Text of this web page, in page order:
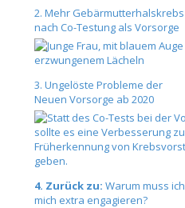
2. Mehr Gebärmutterhalskrebs
nach Co-Testung als Vorsorge
3. Ungelöste Probleme der
Neuen Vorsorge ab 2020
4. Zurück zu: Warum muss ich
mich extra engagieren?